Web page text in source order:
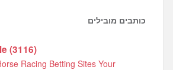
כותבים מובילים
(3116)
Racing Betting Sites Your